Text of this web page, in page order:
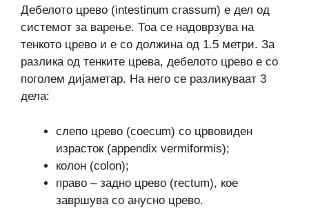
Дебелото црево (intestinum crassum) е дел од
системот за варење. Тоа се надоврзува на
тенкото црево и е со должина од 1.5 метри. За
разлика од тенките црева, дебелото црево е со
поголем дијаметар. На него се разликуваат 3
дела:
слепо црево (coecum) со црвовиден
израсток (appendix vermiformis);
колон (colon);
право – задно црево (rectum), кое
завршува со анусно црево.